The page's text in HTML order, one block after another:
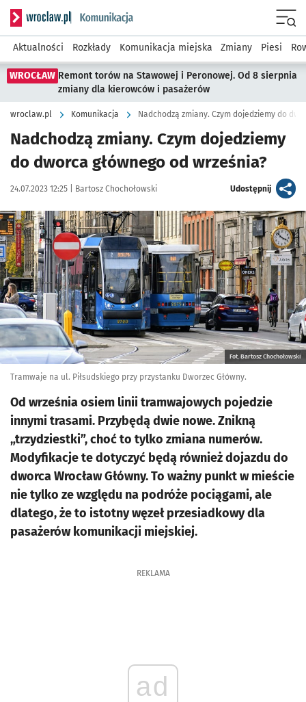
Serwis informacyjny wroclaw.pl podserwis: Komunikacja
Aktualności Rozkłady Komunikacja miejska Zmiany Piesi
WROCŁAW Remont torów na Stawowej i Peronowej. Od 8 sierpnia
zmiany dla kierowców i pasażerów
wroclaw.pl Komunikacja Nadchodzą zmiany. Czym dojedziemy do
Nadchodzą zmiany. Czym dojedziemy
do dworca głównego od września?
Data publikacji:
24.07.2023 12:25 | Autor:
Bartosz Chochołowski Udostępnijartykuł
Kliknij, aby powiększyć
Fot. Bartosz Chochołowski
Tramwaje na ul. Piłsudskiego przy przystanku Dworzec Główny.
Od września osiem linii tramwajowych pojedzie
innymi trasami. Przybędą dwie nowe. Znikną
„trzydziestki”, choć to tylko zmiana numerów.
Modyfikacje te dotyczyć będą również dojazdu do
dworca Wrocław Główny. To ważny punkt w mieście
nie tylko ze względu na podróże pociągami, ale
dlatego, że to istotny węzeł przesiadkowy dla
pasażerów komunikacji miejskiej.
REKLAMA
ad